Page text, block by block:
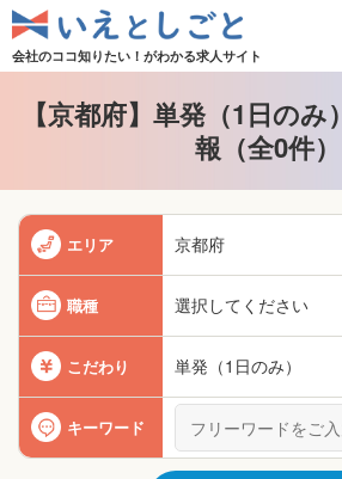
会社のココ知りたい！がわかる求人サイト
【京都府】単発（1日の
報（全0件）
エリア 京都府
職種 選択してください
こだわり 単発（1日のみ）
キーワード